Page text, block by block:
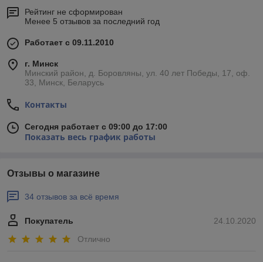
Рейтинг не сформирован
Менее 5 отзывов за последний год
Работает с 09.11.2010
г. Минск
Минский район, д. Боровляны, ул. 40 лет Победы, 17, оф.
33, Минск, Беларусь
Контакты
Сегодня работает с 09:00 до 17:00
Показать весь график работы
Отзывы о магазине
34 отзывов за всё время
24.10.2020
Покупатель
Отлично